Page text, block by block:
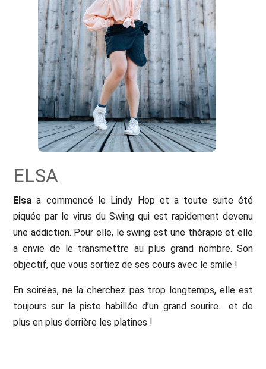
ELSA
Elsa a commencé le Lindy Hop et a toute suite été
piquée par le virus du Swing qui est rapidement devenu
une addiction. Pour elle, le swing est une thérapie et elle
a envie de le transmettre au plus grand nombre. Son
objectif, que vous sortiez de ses cours avec le smile !
En soirées, ne la cherchez pas trop longtemps, elle est
toujours sur la piste habillée d’un grand sourire... et de
plus en plus derrière les platines !